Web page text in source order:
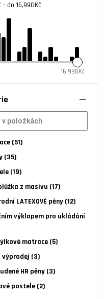
- do 16,990Kč
16,990Kč
(51)
(35)
(19)
z masivu (17)
LATEXOVÉ pěny (12)
výklopem pro ukládání
matrace (5)
výprodej (3)
HR pěny (3)
postele (2)